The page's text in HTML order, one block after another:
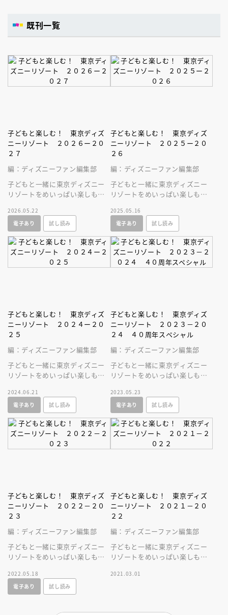
既刊一覧
子どもと楽しむ！ 東京ディズ
ニーリゾート ２０２６ー２０
２７
編：ディズニーファン編集部
子どもと一緒に東京ディズニー
リゾートをめいっぱい楽しもう
報満載の必見ガイドブック
2026.05.22
電子あり
試し読み
子どもと楽しむ！ 東京ディズ
ニーリゾート ２０２５ー２０
２６
編：ディズニーファン編集部
子どもと一緒に東京ディズニー
リゾートをめいっぱい楽しもう
報満載の必見ガイドブック
2025.05.16
電子あり
試し読み
子どもと楽しむ！ 東京ディズ
ニーリゾート ２０２４ー２０
２５
編：ディズニーファン編集部
子どもと一緒に東京ディズニー
リゾートをめいっぱい楽しもう
報満載の必見ガイドブック
2024.06.21
電子あり
試し読み
子どもと楽しむ！ 東京ディズ
ニーリゾート ２０２３－２０
２４ ４０周年スペシャル
編：ディズニーファン編集部
子どもと一緒に東京ディズニー
リゾートをめいっぱい楽しもう
報満載の必見ガイドブック
2023.05.23
電子あり
試し読み
子どもと楽しむ！ 東京ディズ
ニーリゾート ２０２２－２０
２３
編：ディズニーファン編集部
子どもと一緒に東京ディズニー
リゾートをめいっぱい楽しもう
報満載の必見ガイドブック。
2022.05.18
電子あり
試し読み
子どもと楽しむ！ 東京ディズ
ニーリゾート ２０２１－２０
２２
編：ディズニーファン編集部
子どもと一緒に東京ディズニー
リゾートをめいっぱい楽しもう
リア情報も満載の必見ガイドブ
2021.03.01